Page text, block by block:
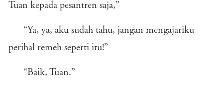
Tuan kepada pesantren saja,”
“Ya, ya, aku sudah tahu, jangan mengajariku
perihal remeh seperti itu!”
“Baik, Tuan.”